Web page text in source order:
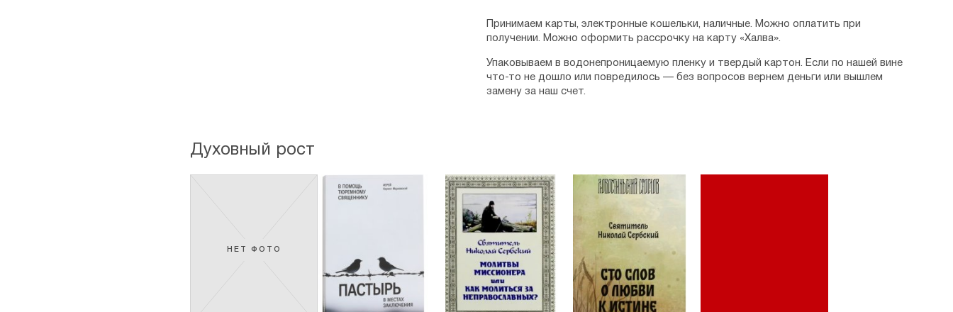
Принимаем карты, электронные кошельки, наличные. Можно оплатить при
получении. Можно оформить рассрочку на карту «Халва».
Упаковываем в водонепроницаемую пленку и твердый картон. Если по нашей вине
что-то не дошло или повредилось — без вопросов вернем деньги или вышлем
замену за наш счет.
Духовный рост
НЕТ ФОТО